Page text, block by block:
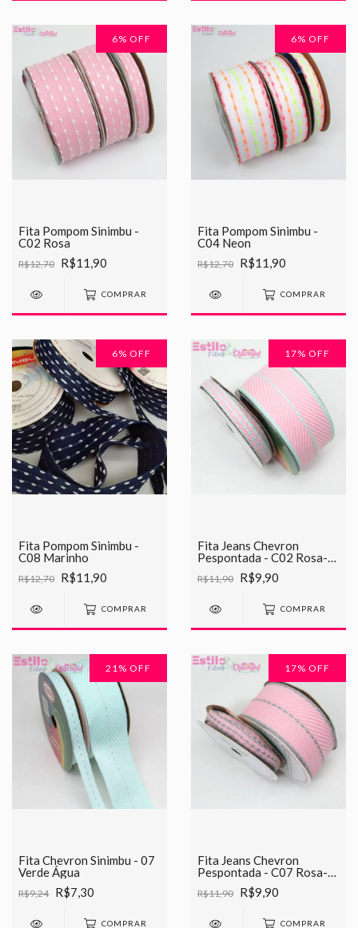
6% OFF
Fita Pompom Sinimbu -
C02 Rosa
R$12,70 R$11,90
COMPRAR
6% OFF
Fita Pompom Sinimbu -
C04 Neon
R$12,70 R$11,90
COMPRAR
6% OFF
Fita Pompom Sinimbu -
C08 Marinho
R$12,70 R$11,90
COMPRAR
17% OFF
Fita Jeans Chevron
Pespontada - C02 Rosa-
R$11,90 R$9,90
COMPRAR
21 % OFF
Fita Chevron Sinimbu - 07
Verde Água
R$9,24 R$7,30
COMPRAR
17% OFF
Fita Jeans Chevron
Pespontada - C07 Rosa-
R$11,90 R$9,90
COMPRAR